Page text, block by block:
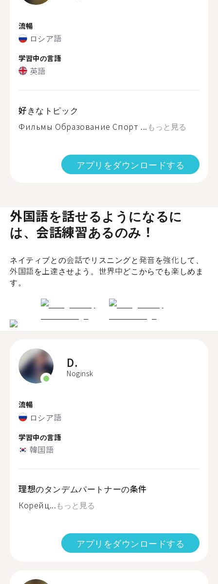
流暢
ロシア語
学習中の言語
英語
好きなトピック
Фильмы Образование Спорт ... もっと見る
アプリをダウンロードする
外国語を話せるようになるに
は、会話練習あるのみ！
ネイティブとの会話でリスニングと発音を強化して、
外国語を上達させよう。世界中どこからでも楽しめま
す。
D.
Noginsk
流暢
ロシア語
学習中の言語
韓国語
理想のタンデムパートナーの条件
Корейц...もっと見る
アプリをダウンロードする